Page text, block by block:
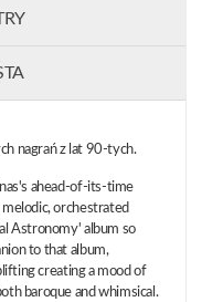
nagrań z lat 90-tych.
ahead-of-its-time
orchestrated
Astronomy' album so
to that album,
creating a mood of
baroque and whimsical.